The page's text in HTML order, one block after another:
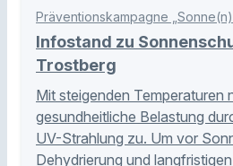
Präventionskampagne
Infostand zu
Trostberg
Mit steigenden Temperaturen
gesundheitliche Belastung
UV-Strahlung zu. Um vor
Dehydrierung und